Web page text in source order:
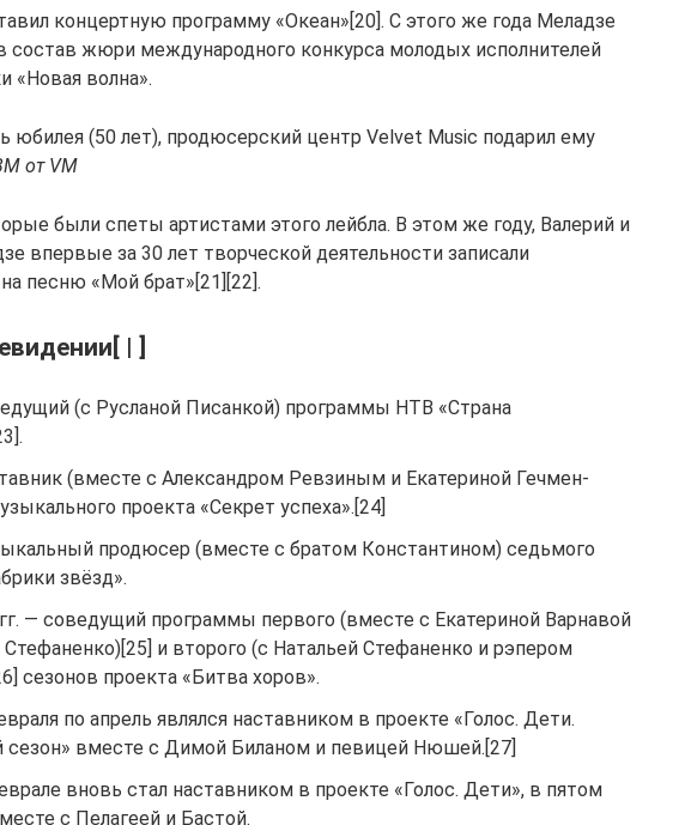
концертную программу «Океан»[20]. С этого же года Меладзе
состав жюри международного конкурса молодых исполнителей
«Новая волна».
юбилея (50 лет), продюсерский центр Velvet Music подарил ему
от VM
были спеты артистами этого лейбла. В этом же году, Валерий и
впервые за 30 лет творческой деятельности записали
песню «Мой брат»[21][22].
| ]
(с Русланой Писанкой) программы НТВ «Страна
(вместе с Александром Ревзиным и Екатериной Гечмен-
проекта «Секрет успеха».[24]
продюсер (вместе с братом Константином) седьмого
звёзд».
— соведущий программы первого (вместе с Екатериной Варнавой
Стефаненко)[25] и второго (с Натальей Стефаненко и рэпером
сезонов проекта «Битва хоров».
по апрель являлся наставником в проекте «Голос. Дети.
сезон» вместе с Димой Биланом и певицей Нюшей.[27]
вновь стал наставником в проекте «Голос. Дети», в пятом
с Пелагеей и Бастой.